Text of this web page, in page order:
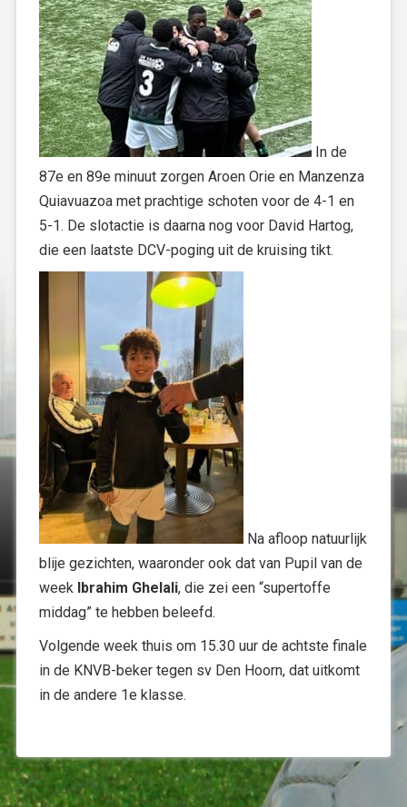
In de
87e en 89e minuut zorgen Aroen Orie en Manzenza
Quiavuazoa met prachtige schoten voor de 4-1 en
5-1. De slotactie is daarna nog voor David Hartog,
die een laatste DCV-poging uit de kruising tikt.
Na afloop natuurlijk
blije gezichten, waaronder ook dat van Pupil van de
week Ibrahim Ghelali, die zei een “supertoffe
middag” te hebben beleefd.
Volgende week thuis om 15.30 uur de achtste finale
in de KNVB-beker tegen sv Den Hoorn, dat uitkomt
in de andere 1e klasse.